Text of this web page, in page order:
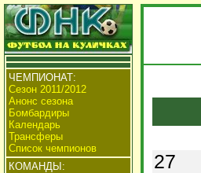
ЧЕМПИОНАТ:
Сезон 2011/2012
Анонс сезона
Бомбардиры
Календарь
Трансферы
Список чемпионов
КОМАНДЫ:
27